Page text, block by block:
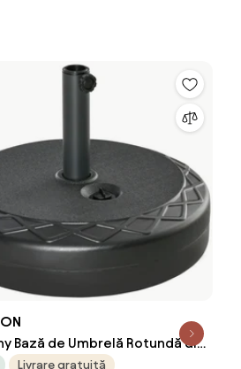
Bază de Umbrelă Rotundă din
30kg, Ø55x14cm,
Livrare gratuită